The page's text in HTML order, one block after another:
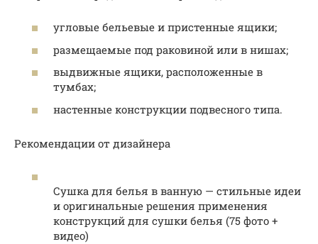
угловые бельевые и пристенные ящики;
размещаемые под раковиной или в нишах;
выдвижные ящики, расположенные в
тумбах;
настенные конструкции подвесного типа.
Рекомендации от дизайнера
Сушка для белья в ванную — стильные идеи
и оригинальные решения применения
конструкций для сушки белья (75 фото +
видео)